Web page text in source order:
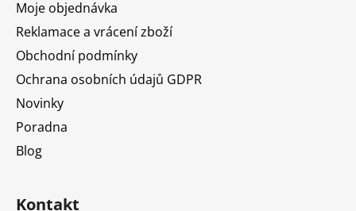
Moje objednávka
Reklamace a vrácení zboží
Obchodní podmínky
Ochrana osobních údajů GDPR
Novinky
Poradna
Blog
Kontakt